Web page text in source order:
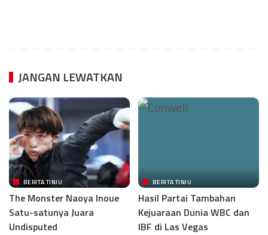
JANGAN LEWATKAN
BERITA TINJU
The Monster Naoya Inoue
Satu-satunya Juara
Undisputed
BERITA TINJU
Hasil Partai Tambahan
Kejuaraan Dunia WBC dan
IBF di Las Vegas